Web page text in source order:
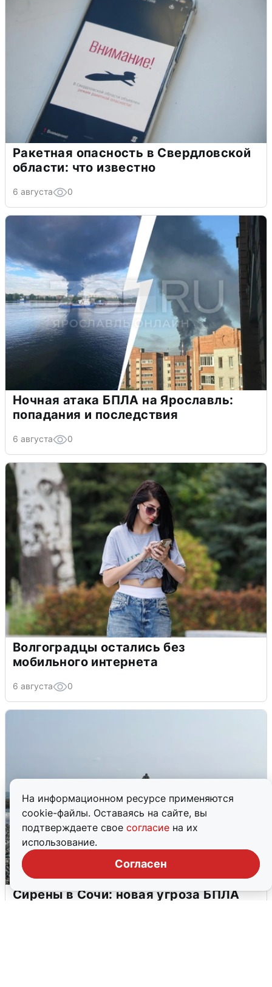
На информационном ресурсе применяются
cookie-файлы. Оставаясь на сайте, вы
подтверждаете свое согласие на их
использование.
Согласен
Ракетная опасность в Свердловской
области: что известно
6 августа 0
Ночная атака БПЛА на Ярославль:
попадания и последствия
6 августа 0
Волгоградцы остались без
мобильного интернета
6 августа 0
Сирены в Сочи: новая угроза БПЛА